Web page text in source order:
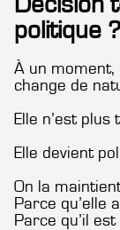
politique ?
À un moment,
change de
Elle n’est plus
Elle devient
On la
Parce qu’elle
Parce qu’il